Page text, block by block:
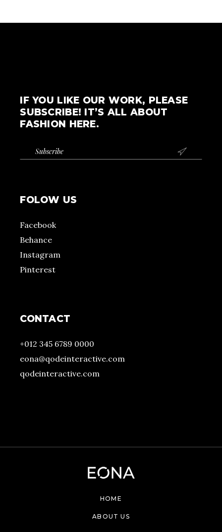
IF YOU LIKE OUR WORK, PLEASE
SUBSCRIBE! IT’S ALL ABOUT
FASHION HERE.

FOLOW US
Facebook
Behance
Instagram
Pinterest
CONTACT
+012 345 6789 0000
eona@qodeinteractive.com
qodeinteractive.com
HOME
ABOUT US